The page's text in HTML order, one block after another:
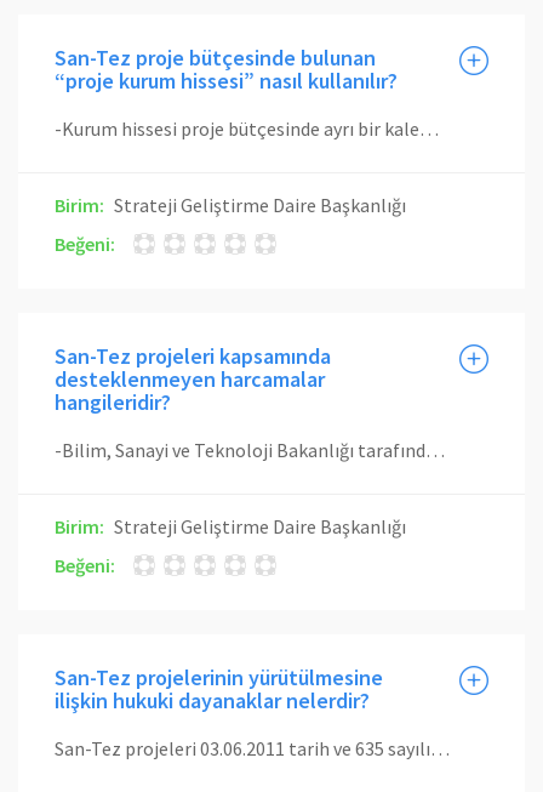
San-Tez proje bütçesinde bulunan
“proje kurum hissesi” nasıl kullanılır?
-Kurum hissesi proje bütçesinde ayrı bir kalem olarak belirlenir ve toplam proje bütçesine eklenir. -Kurum hissesi, ilgili proje yürütücüsünün uygun görüşü ve ilgili kurumun üst yöneticisinin kararı ile kurumun Ar-Ge faaliyetlerinde kullanılmak üzere harcanır. Kurum hissesi, proje hesabı dışında başka bir hesapta tutulamaz. Harcamaların mevzuata uygunluğu konusundaki sorumluluk projenin yürütüldüğü kuruma aittir. -Kurum hissesi, sözleşmede belirtilen proje bitiş tarihinden itibaren harcanamaz ve kalan miktar firma ve Bakanlığa projeye katkıları oranında iade edilir.
Birim: Strateji Geliştirme Daire Başkanlığı
Beğeni:
San-Tez projeleri kapsamında
desteklenmeyen harcamalar
hangileridir?
-Bilim, Sanayi ve Teknoloji Bakanlığı tarafından onaylanarak proje bütçesinde yer alan harcamalar dışında kalan harcamalar, -Proje ortağı firma ya da proje ortağı firmaya ait firmalardan yapılan mal ve hizmetlere ilişkin harcamalar.
Birim: Strateji Geliştirme Daire Başkanlığı
Beğeni:
San-Tez projelerinin yürütülmesine
ilişkin hukuki dayanaklar nelerdir?
San-Tez projeleri 03.06.2011 tarih ve 635 sayılı Bilim, Sanayi ve Teknoloji Bakanlığının Teşkilat ve Görevleri Hakkında Kanun Hükmünde Kararnamenin 8.maddesi; 27.02.2014 tarih ve 28926 sayılı Resmi Gazetede yayımlanan “San-Tez Projelerinin Desteklenmesine İlişkin Yönetmelik” ve bu yönetmeliğe dayanılarak hazırlanan Uygulama Usul ve Esaslarına göre yürütülmektedir.